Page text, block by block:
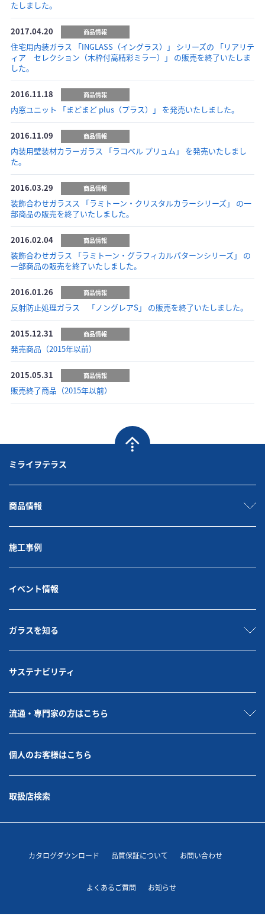
たしました。
住宅用内装ガラス 「INGLASS（イングラス）」 シリーズの 「リアリテ
ィア セレクション（木枠付高精彩ミラー）」 の販売を終了いたしま
した。
2017.04.20 商品情報
内窓ユニット 「まどまど plus（プラス）」 を発売いたしました。
2016.11.18 商品情報
内装用壁装材カラーガラス 「ラコベル プリュム」 を発売いたしまし
た。
2016.11.09 商品情報
装飾合わせガラスス 「ラミトーン・クリスタルカラーシリーズ」 の一
部商品の販売を終了いたしました。
2016.03.29 商品情報
装飾合わせガラス 「ラミトーン・グラフィカルパターンシリーズ」 の
一部商品の販売を終了いたしました。
2016.02.04 商品情報
反射防止処理ガラス 「ノングレアS」 の販売を終了いたしました。
2016.01.26 商品情報
発売商品（2015年以前）
2015.12.31 商品情報
販売終了商品（2015年以前）
2015.05.31 商品情報
ミライヲテラス
商品情報
施工事例
イベント情報
ガラスを知る
サステナビリティ
流通・専門家の方はこちら
個人のお客様はこちら
取扱店検索
カタログダウンロード 品質保証について お問い合わせ
よくあるご質問 お知らせ